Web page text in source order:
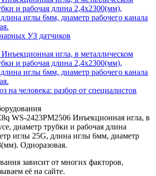
УЗ датчиков
на человека: разбор от специалистов
WS-2423РM2506 Инъекционная игла, в
диаметр трубки и рабочая длина
иглы 25G, длина иглы 6мм, диаметр
Одноразовая.
зависит от многих факторов,
её на сайте.